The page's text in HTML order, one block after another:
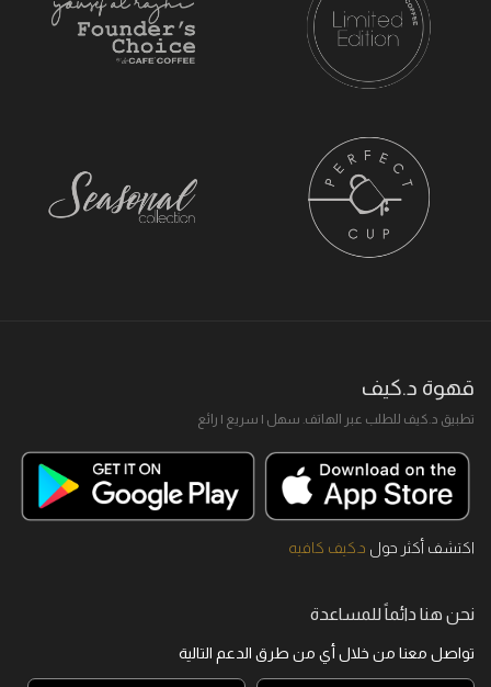
قهوة د.كيف
تطبيق د.كيف للطلب عبر الهاتف. سهل I سريع I رائع
اكتشف أكثر حول د.كيف كافيه
نحن هنا دائماً للمساعدة
تواصل معنا من خلال أي من طرق الدعم التالية